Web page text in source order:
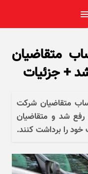
متقاضیان
+ جزئیات
مسدودی حساب متقاضیان شرکت
رفع شد و متقاضیان
را برداشت کنند.